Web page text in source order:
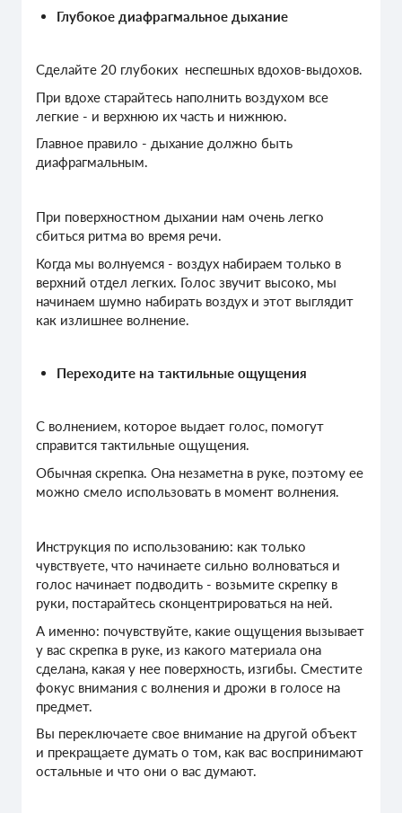
Глубокое диафрагмальное дыхание
Сделайте 20 глубоких неспешных вдохов-выдохов.
При вдохе старайтесь наполнить воздухом все
легкие - и верхнюю их часть и нижнюю.
Главное правило - дыхание должно быть
диафрагмальным.
При поверхностном дыхании нам очень легко
сбиться ритма во время речи.
Когда мы волнуемся - воздух набираем только в
верхний отдел легких. Голос звучит высоко, мы
начинаем шумно набирать воздух и этот выглядит
как излишнее волнение.
Переходите на тактильные ощущения
С волнением, которое выдает голос, помогут
справится тактильные ощущения.
Обычная скрепка. Она незаметна в руке, поэтому ее
можно смело использовать в момент волнения.
Инструкция по использованию: как только
чувствуете, что начинаете сильно волноваться и
голос начинает подводить - возьмите скрепку в
руки, постарайтесь сконцентрироваться на ней.
А именно: почувствуйте, какие ощущения вызывает
у вас скрепка в руке, из какого материала она
сделана, какая у нее поверхность, изгибы. Сместите
фокус внимания с волнения и дрожи в голосе на
предмет.
Вы переключаете свое внимание на другой объект
и прекращаете думать о том, как вас воспринимают
остальные и что они о вас думают.